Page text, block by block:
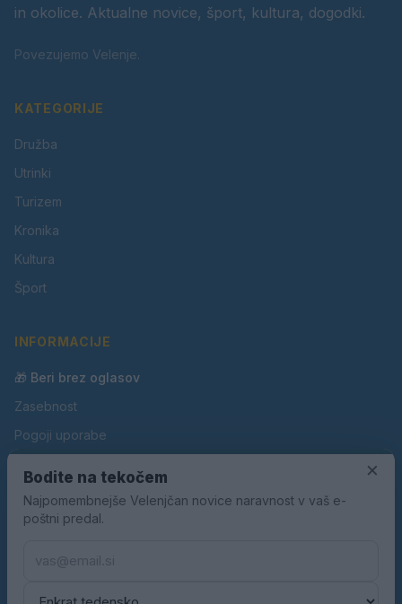
in okolice. Aktualne novice, šport, kultura, dogodki.
Povezujemo Velenje.
KATEGORIJE
Družba
Utrinki
Turizem
Kronika
Kultura
Šport
INFORMACIJE
🎁 Beri brez oglasov
Zasebnost
Pogoji uporabe
Oglaševanje
Kontakt
×
Bodite na tekočem
Najpomembnejše Velenjčan novice naravnost v vaš e-
poštni predal.